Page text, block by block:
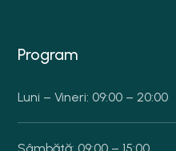
Program
Luni – Vineri: 09:00 – 20:00